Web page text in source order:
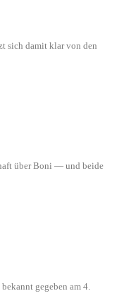
sich damit klar von den
über Boni — und beide
gegeben am 4.